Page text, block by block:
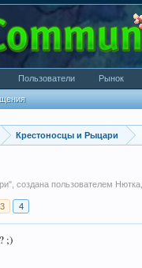
Крестоносцы и Рыцари
", создана пользователем Нютка
3 4
;)
Пользователи Рынок